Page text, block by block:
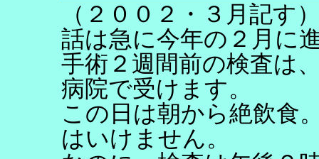
（２００２・３月記す
話は急に今年の２月に
手術２週間前の検査は
病院で受けます。
この日は朝から絶飲食
はいけません。